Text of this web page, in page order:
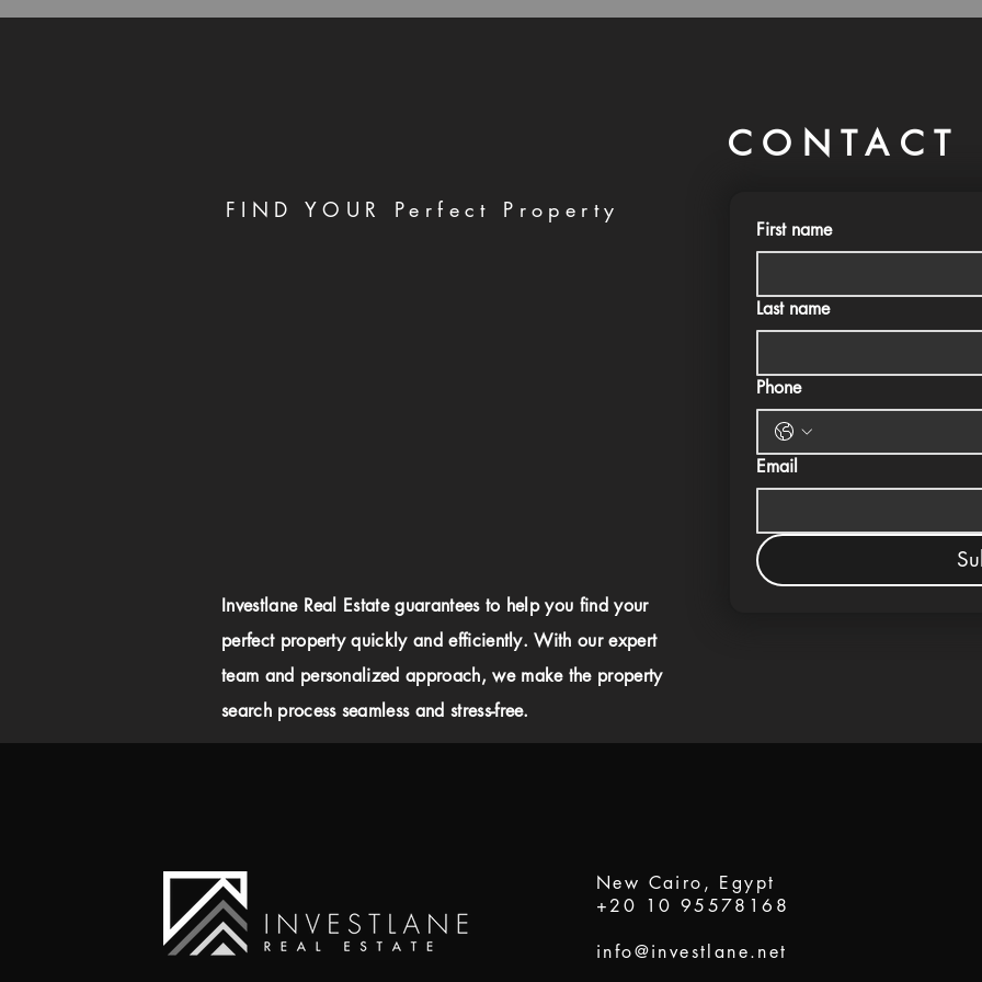
CONTACT
FIND YOUR Perfect Property
Investlane Real Estate guarantees to help you find your
perfect property quickly and efficiently. With our expert
team and personalized approach, we make the property
search process seamless and stress-free.
First name
Last name
Phone
Email
New Cairo, Egypt
+20 10 95578168
info@investlane.net